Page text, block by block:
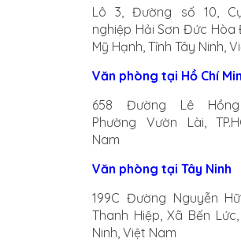
Lô 3, Đường số 10,
nghiệp Hải Sơn Đức Hòa
Mỹ Hạnh, Tỉnh Tây Ninh,
Văn phòng tại Hồ Chí
658 Đường Lê Hồng
Phường Vườn Lài,
Nam
Văn phòng tại Tây Ninh
199C Đường Nguyễn
Thanh Hiệp, Xã Bến
Ninh, Việt Nam